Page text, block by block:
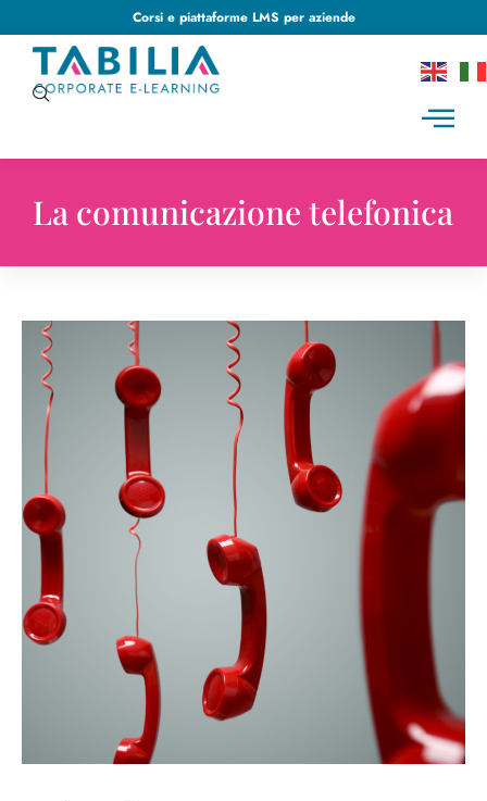
Corsi e piattaforme LMS per aziende
La comunicazione telefonica